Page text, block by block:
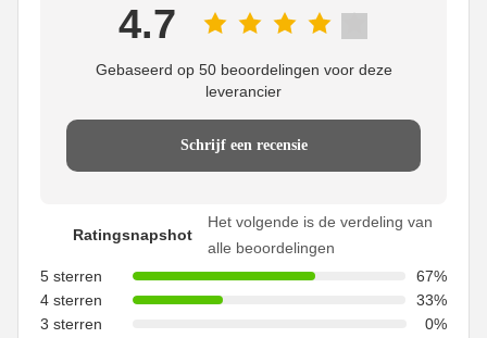
4.7
Gebaseerd op 50 beoordelingen voor deze
leverancier
Schrijf een recensie
Ratingsnapshot
Het volgende is de verdeling van
alle beoordelingen
5 sterren
67%
4 sterren
33%
3 sterren
0%